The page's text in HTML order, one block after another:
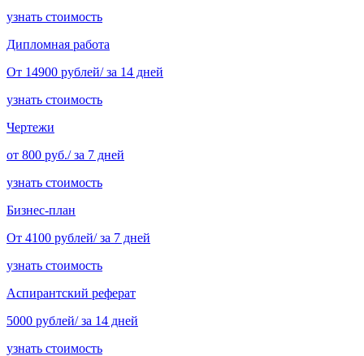
узнать стоимость
Дипломная работа
От 14900 рублей/ за 14 дней
узнать стоимость
Чертежи
от 800 руб./ за 7 дней
узнать стоимость
Бизнес-план
От 4100 рублей/ за 7 дней
узнать стоимость
Аспирантский реферат
5000 рублей/ за 14 дней
узнать стоимость